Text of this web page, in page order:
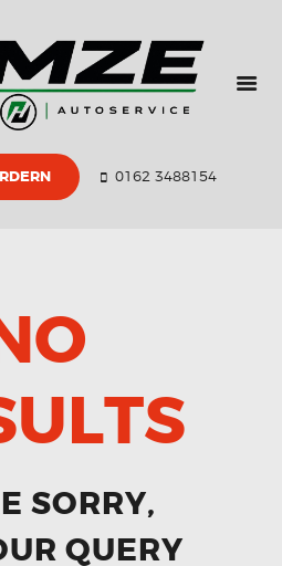
0162 3488154
SORRY,
QUERY